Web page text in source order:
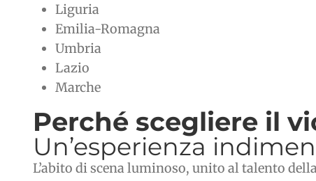
Liguria
Emilia-Romagna
Umbria
Lazio
Marche
Perché scegliere il
Un’esperienza
L’abito di scena luminoso, unito al talento